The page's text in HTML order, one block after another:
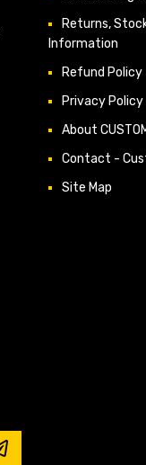
Returns,
Information
Refund Policy
Privacy Policy
About
Contact -
Site Map